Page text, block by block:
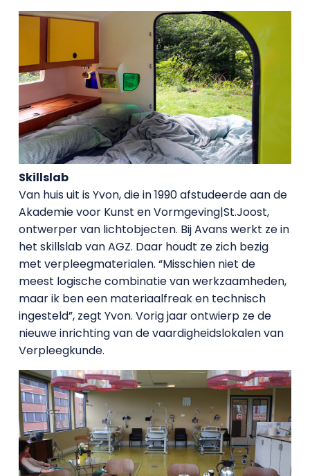
Skillslab
Van huis uit is Yvon, die in 1990 afstudeerde aan de
Akademie voor Kunst en Vormgeving|St.Joost,
ontwerper van lichtobjecten. Bij Avans werkt ze in
het skillslab van AGZ. Daar houdt ze zich bezig
met verpleegmaterialen. “Misschien niet de
meest logische combinatie van werkzaamheden,
maar ik ben een materiaalfreak en technisch
ingesteld”, zegt Yvon. Vorig jaar ontwierp ze de
nieuwe inrichting van de vaardigheidslokalen van
Verpleegkunde.